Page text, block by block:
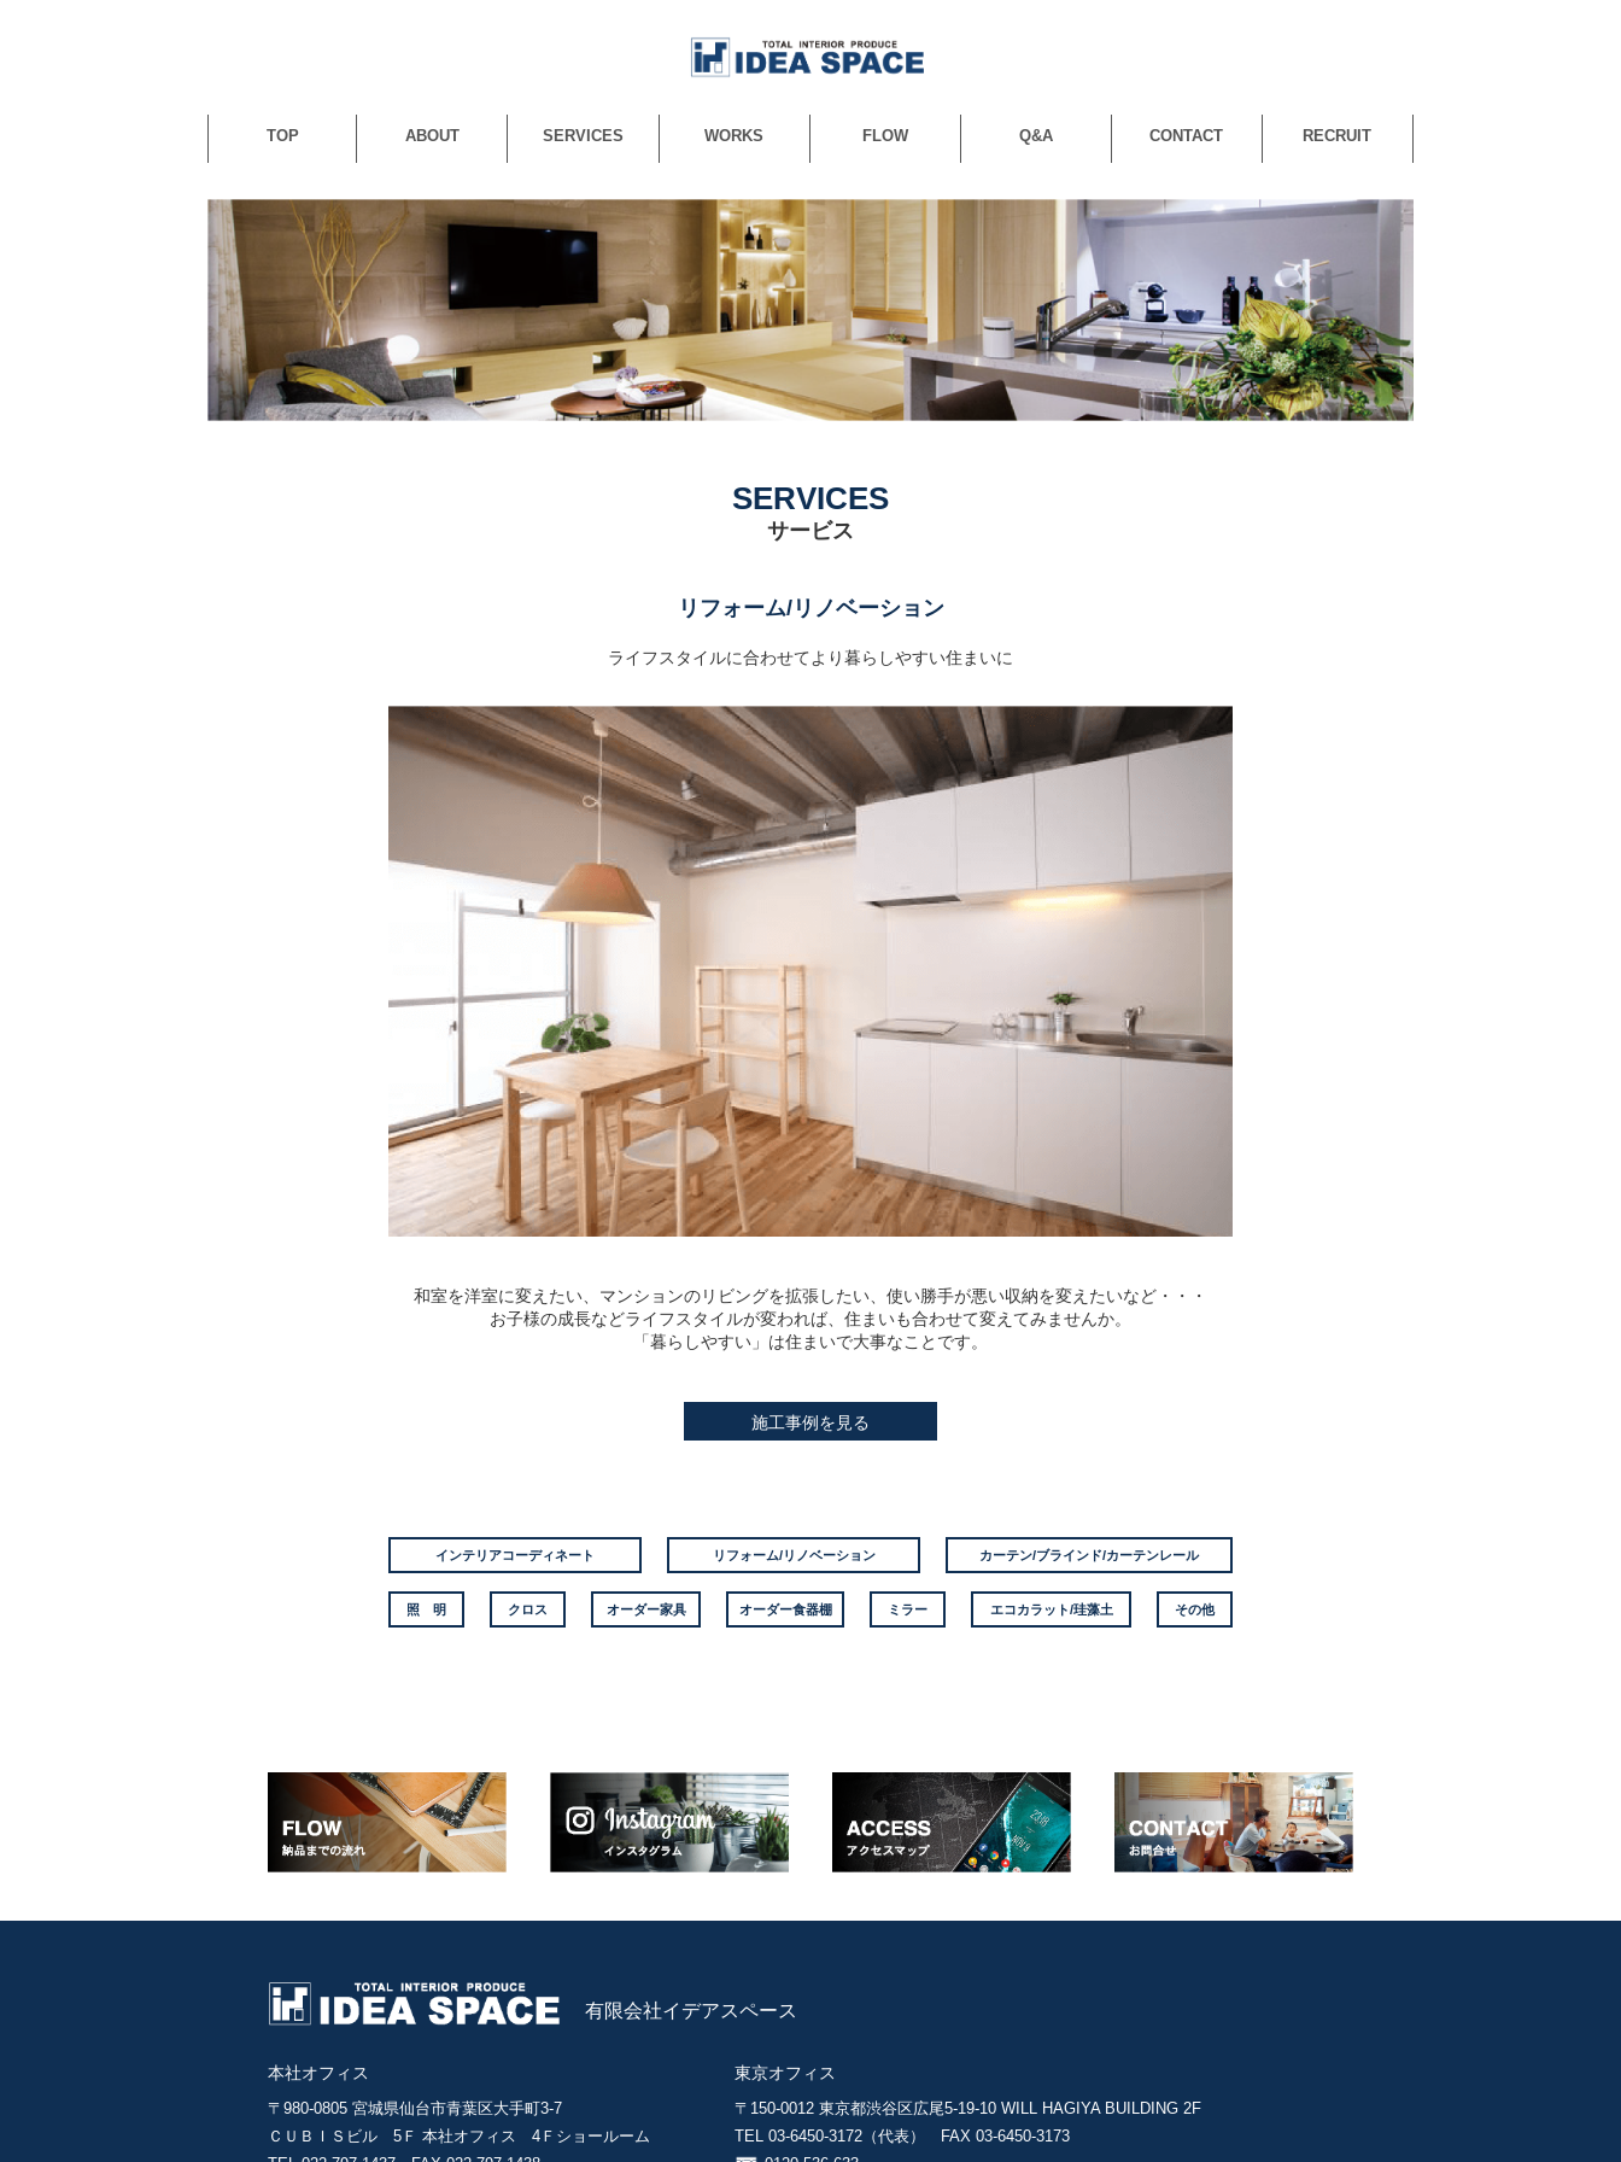
TOP ABOUT SERVICES WORKS FLOW Q&A CONTACT RECRUIT
SERVICES
サービス
リフォーム/リノベーション
ライフスタイルに合わせてより暮らしやすい住まいに
和室を洋室に変えたい、マンションのリビングを拡張したい、使い勝手が悪い収納を変えたいなど・・・
お子様の成長などライフスタイルが変われば、住まいも合わせて変えてみませんか。
「暮らしやすい」は住まいで大事なことです。
施工事例を見る
インテリアコーディネート リフォーム/リノベーション カーテン/ブラインド/カーテンレール
照 明 クロス オーダー家具 オーダー食器棚 ミラー エコカラット/珪藻土 その他
有限会社イデアスペース
本社オフィス
〒980-0805 宮城県仙台市青葉区大手町3-7
ＣＵＢＩＳビル 5Ｆ 本社オフィス 4Ｆショールーム
東京オフィス
〒150-0012 東京都渋谷区広尾5-19-10 WILL HAGIYA BUILDING 2F
TEL 03-6450-3172（代表）
FAX 03-6450-3173